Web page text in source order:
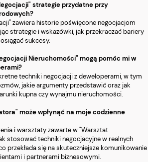
strategie przydatne przy
zawiera historie poświęcone negocjacjom
strategie i wskazówki, jak przekraczać bariery
sukcesy.
Nieruchomości" mogą pomóc mi w
techniki negocjacji z deweloperami, w tym
jakie argumenty przedstawić oraz jak
kupna czy wynajmu nieruchomości.
może wpłynąć na moje codzienne
i warsztaty zawarte w "Warsztat
stosować techniki negocjacyjne w realnych
przekłada się na skuteczniejsze komunikowanie
i partnerami biznesowymi.